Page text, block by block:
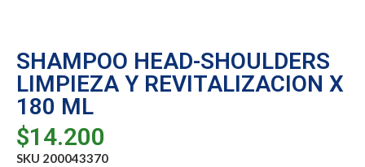
SHAMPOO HEAD-SHOULDERS
LIMPIEZA Y REVITALIZACION X
180 ML
$14.200
SKU 200043370